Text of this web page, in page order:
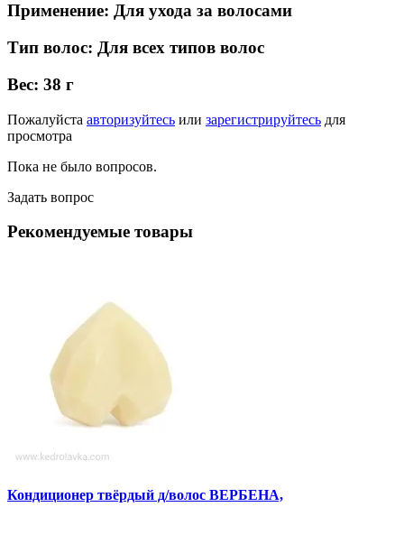
Применение: Для ухода за волосами
Тип волос: Для всех типов волос
Вес: 38 г
Пожалуйста авторизуйтесь или зарегистрируйтесь для
просмотра
Пока не было вопросов.
Задать вопрос
Рекомендуемые товары
Кондиционер твёрдый д/волос ВЕРБЕНА,